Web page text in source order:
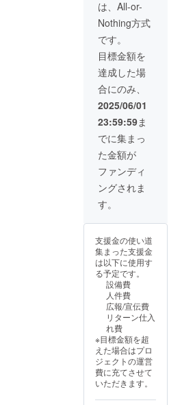
カー 1
点 ・ク
カー
ド 1点
●色紙イ
ラスト
はイ
メージ
画像に
なりま
す。 ●
必ず備
考欄
に、色
紙に入
記入く
い。 ●
宛名の
必要が
ない場
合は
「宛名
不要」
とご記
さい。
●恐縮で
すが、
備考欄
記入後
の宛名
は、All-or-
Nothing方式
です。
目標金額を
達成した場
合にのみ、
2025/06/01
23:59:59ま
でに集まっ
た金額が
ファンディ
ングされま
す。
支援金の使い道
集まった支援金
は以下に使用す
る予定です。
設備費
人件費
広報/宣伝費
リターン仕入
れ費
※目標金額を超
えた場合はプロ
ジェクトの運営
費に充てさせて
いただきます。